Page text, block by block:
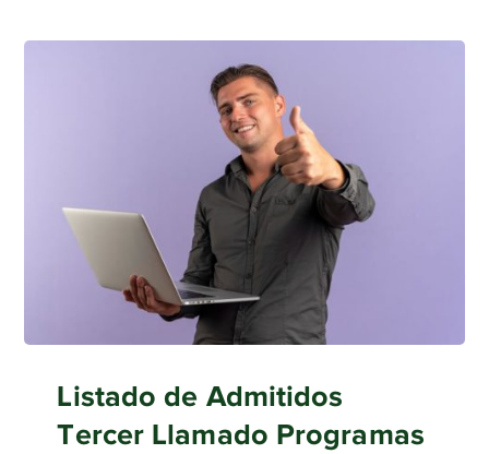
Listado de Admitidos
Tercer Llamado Programas